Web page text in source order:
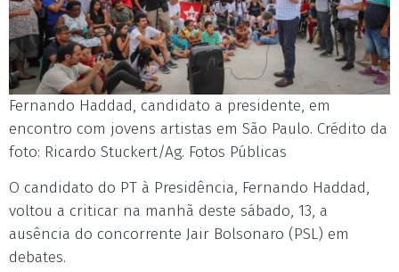
Fernando Haddad, candidato a presidente, em
encontro com jovens artistas em São Paulo. Crédito da
foto: Ricardo Stuckert/Ag. Fotos Públicas
O candidato do PT à Presidência, Fernando Haddad,
voltou a criticar na manhã deste sábado, 13, a
ausência do concorrente Jair Bolsonaro (PSL) em
debates.